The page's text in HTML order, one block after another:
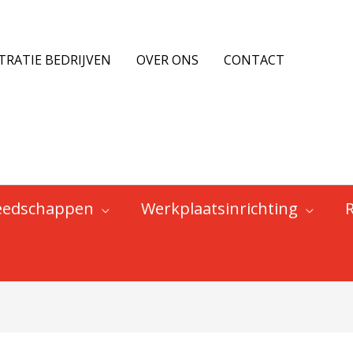
BEDRIJVEN OVER ONS CONTACT
Werkplaatsinrichting